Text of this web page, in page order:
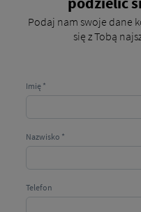
Podaj nam swoje dane
się z Tobą